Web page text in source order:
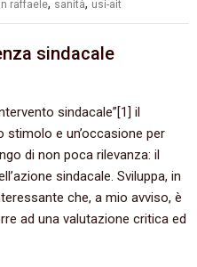
raffaele, sanità, usi-ait
sindacale
sindacale”[1] il
e un’occasione per
di non poca rilevanza: il
sindacale. Sviluppa, in
che, a mio avviso, è
ad una valutazione critica ed